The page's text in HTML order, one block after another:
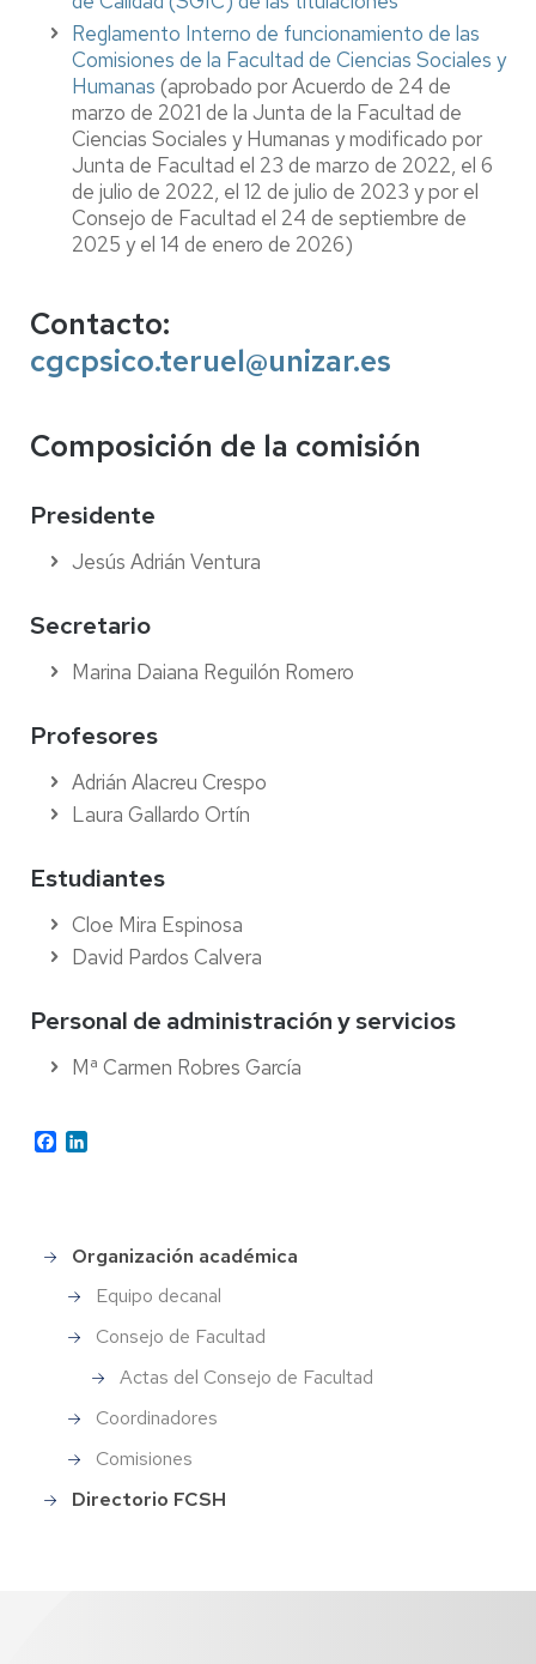
Reglamento Interno de funcionamiento de las
Comisiones de la Facultad de Ciencias Sociales y
Humanas (aprobado por Acuerdo de 24 de
marzo de 2021 de la Junta de la Facultad de
Ciencias Sociales y Humanas y modificado por
Junta de Facultad el 23 de marzo de 2022, el 6
de julio de 2022, el 12 de julio de 2023 y por el
Consejo de Facultad el 24 de septiembre de
2025 y el 14 de enero de 2026)
Contacto:
cgcpsico.teruel@unizar.es
Composición de la comisión
Presidente
Jesús Adrián Ventura
Secretario
Marina Daiana Reguilón Romero
Profesores
Adrián Alacreu Crespo
Laura Gallardo Ortín
Estudiantes
Cloe Mira Espinosa
David Pardos Calvera
Personal de administración y servicios
Mª Carmen Robres García
Facebook
Menu_Facultad
Organización académica
Equipo decanal
Consejo de Facultad
Actas del Consejo de Facultad
Coordinadores
Comisiones
Directorio FCSH